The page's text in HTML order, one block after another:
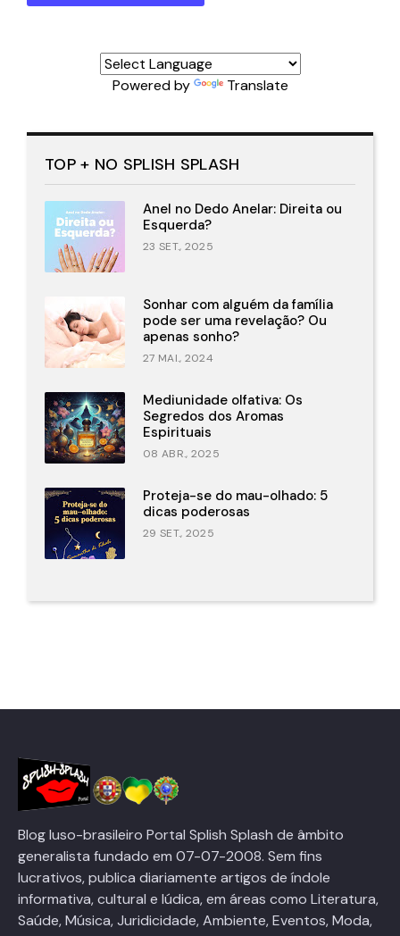
Powered by Translate
TOP + NO SPLISH SPLASH
Anel no Dedo Anelar: Direita ou
Esquerda?
23 SET., 2025
Sonhar com alguém da família
pode ser uma revelação? Ou
apenas sonho?
27 MAI., 2024
Mediunidade olfativa: Os
Segredos dos Aromas
Espirituais
08 ABR., 2025
Proteja-se do mau-olhado: 5
dicas poderosas
29 SET., 2025
Blog luso-brasileiro Portal Splish Splash de âmbito
generalista fundado em 07-07-2008. Sem fins
lucrativos, publica diariamente artigos de índole
informativa, cultural e lúdica, em áreas como Literatura,
Saúde, Música, Juridicidade, Ambiente, Eventos, Moda,